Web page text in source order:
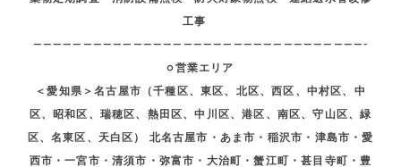
工事
—————————————————————————————————-
○営業エリア
＜愛知県＞名古屋市（千種区、東区、北区、西区、中村区、中
区、昭和区、瑞穂区、熱田区、中川区、港区、南区、守山区、緑
区、名東区、天白区） 北名古屋市・あま市・稲沢市・津島市・愛
西市・一宮市・清須市・弥富市・大治町・蟹江町・甚目寺町・豊